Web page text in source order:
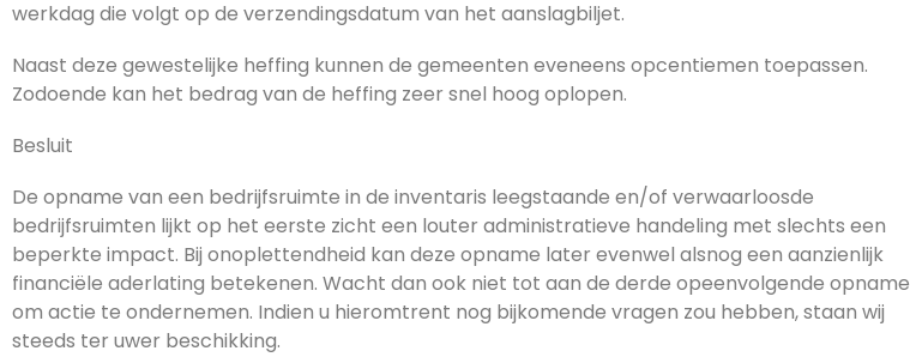
werkdag die volgt op de verzendingsdatum van het aanslagbiljet.
Naast deze gewestelijke heffing kunnen de gemeenten eveneens opcentiemen toepassen.
Zodoende kan het bedrag van de heffing zeer snel hoog oplopen.
Besluit
De opname van een bedrijfsruimte in de inventaris leegstaande en/of verwaarloosde
bedrijfsruimten lijkt op het eerste zicht een louter administratieve handeling met slechts een
beperkte impact. Bij onoplettendheid kan deze opname later evenwel alsnog een aanzienlijk
financiële aderlating betekenen. Wacht dan ook niet tot aan de derde opeenvolgende opname
om actie te ondernemen. Indien u hieromtrent nog bijkomende vragen zou hebben, staan wij
steeds ter uwer beschikking.